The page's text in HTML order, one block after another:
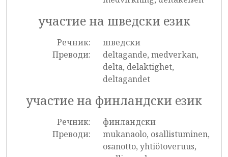
участие на шведски език
Речник:
шведски
Преводи:
deltagande, medverkan,
delta, delaktighet,
deltagandet
участие на финландски език
Речник:
финландски
Преводи:
mukanaolo, osallistuminen,
osanotto, yhtiötoveruus,